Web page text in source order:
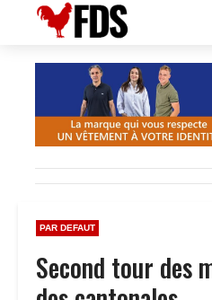
PAR DEFAUT
Second tour des